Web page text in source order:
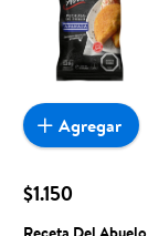
$1.150
Agregar